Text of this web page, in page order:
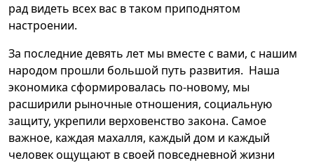
рад видеть всех вас в таком приподнятом
настроении.
За последние девять лет мы вместе с вами, с нашим
народом прошли большой путь развития. Наша
экономика сформировалась по-новому, мы
расширили рыночные отношения, социальную
защиту, укрепили верховенство закона. Самое
важное, каждая махалля, каждый дом и каждый
человек ощущают в своей повседневной жизни